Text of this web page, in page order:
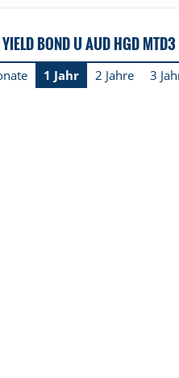
BOND U AUD HGD
1 Jahr 2 Jahre 3